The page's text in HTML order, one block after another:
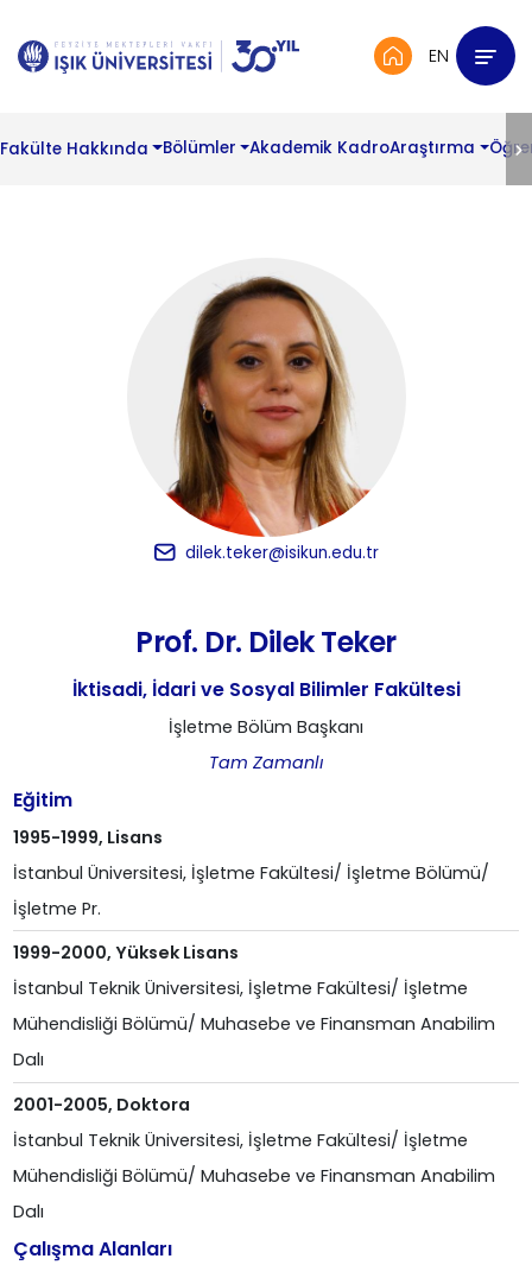
EN
Fakülte Hakkında Bölümler Akademik KadroAraştırma
dilek.teker@isikun.edu.tr
Prof. Dr. Dilek Teker
İktisadi, İdari ve Sosyal Bilimler Fakültesi
İşletme Bölüm Başkanı
Tam Zamanlı
Eğitim
1995-1999, Lisans
İstanbul Üniversitesi, İşletme Fakültesi/ İşletme Bölümü/
İşletme Pr.
1999-2000, Yüksek Lisans
İstanbul Teknik Üniversitesi, İşletme Fakültesi/ İşletme
Mühendisliği Bölümü/ Muhasebe ve Finansman Anabilim
Dalı
2001-2005, Doktora
İstanbul Teknik Üniversitesi, İşletme Fakültesi/ İşletme
Mühendisliği Bölümü/ Muhasebe ve Finansman Anabilim
Dalı
Çalışma Alanları